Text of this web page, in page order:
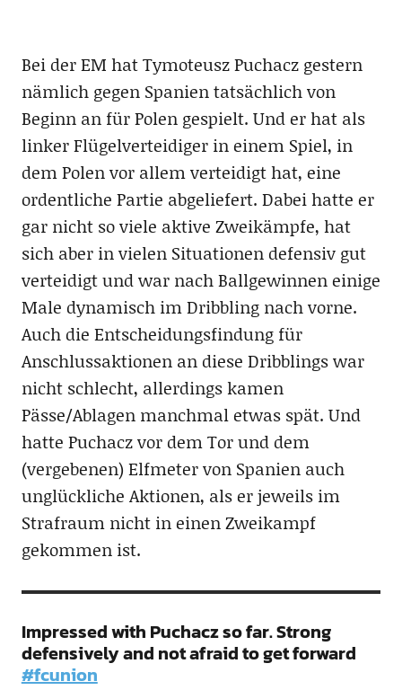
Bei der EM hat Tymoteusz Puchacz gestern
nämlich gegen Spanien tatsächlich von
Beginn an für Polen gespielt. Und er hat als
linker Flügelverteidiger in einem Spiel, in
dem Polen vor allem verteidigt hat, eine
ordentliche Partie abgeliefert. Dabei hatte er
gar nicht so viele aktive Zweikämpfe, hat
sich aber in vielen Situationen defensiv gut
verteidigt und war nach Ballgewinnen einige
Male dynamisch im Dribbling nach vorne.
Auch die Entscheidungsfindung für
Anschlussaktionen an diese Dribblings war
nicht schlecht, allerdings kamen
Pässe/Ablagen manchmal etwas spät. Und
hatte Puchacz vor dem Tor und dem
(vergebenen) Elfmeter von Spanien auch
unglückliche Aktionen, als er jeweils im
Strafraum nicht in einen Zweikampf
gekommen ist.
Impressed with Puchacz so far. Strong
defensively and not afraid to get forward
#fcunion